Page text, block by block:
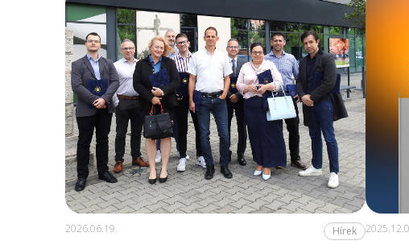
2026.06.19. Hírek